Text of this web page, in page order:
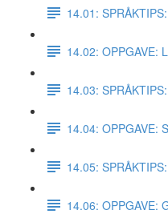
14.01:
14.02: OPPGAVE:
14.03:
14.04: OPPGAVE:
14.05:
14.06: OPPGAVE: